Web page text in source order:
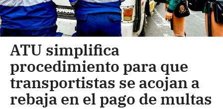
ATU simplifica
procedimiento para que
transportistas se acojan a
rebaja en el pago de multas